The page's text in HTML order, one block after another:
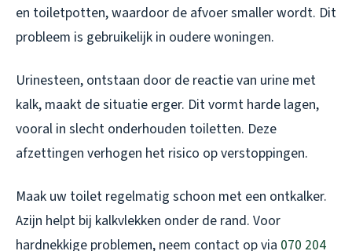
en toiletpotten, waardoor de afvoer smaller wordt. Dit
probleem is gebruikelijk in oudere woningen.
Urinesteen, ontstaan door de reactie van urine met
kalk, maakt de situatie erger. Dit vormt harde lagen,
vooral in slecht onderhouden toiletten. Deze
afzettingen verhogen het risico op verstoppingen.
Maak uw toilet regelmatig schoon met een ontkalker.
Azijn helpt bij kalkvlekken onder de rand. Voor
hardnekkige problemen, neem contact op via 070 204